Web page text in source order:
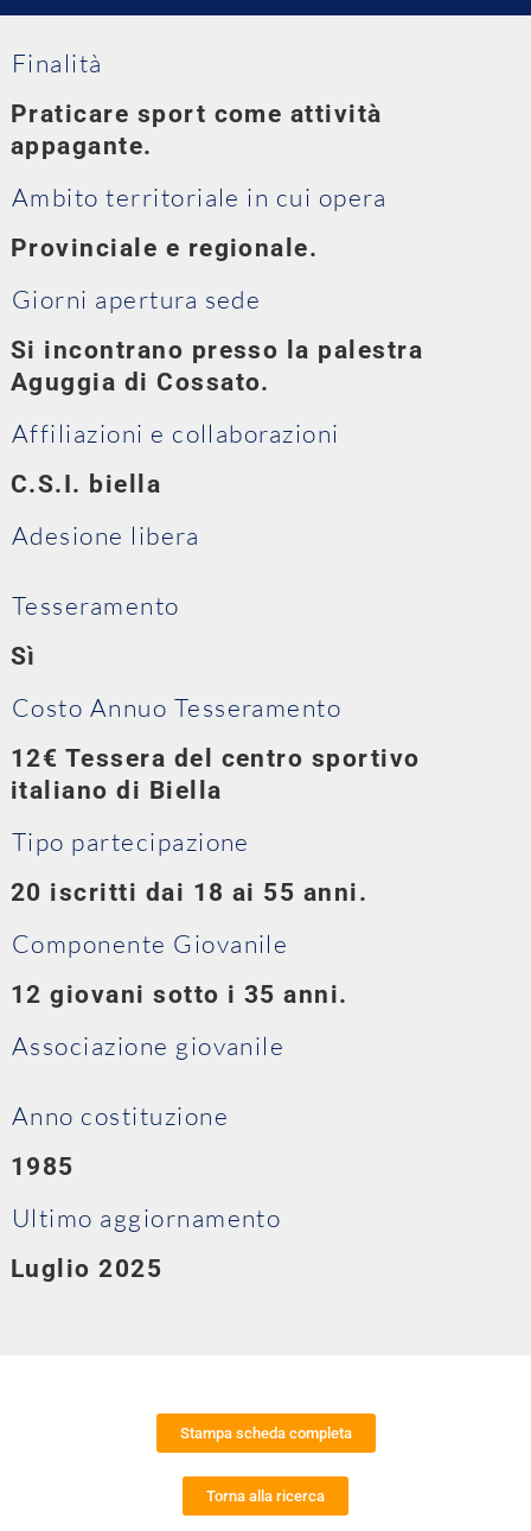
Finalità
Praticare sport come attività
appagante.
Ambito territoriale in cui opera
Provinciale e regionale.
Giorni apertura sede
Si incontrano presso la palestra
Aguggia di Cossato.
Affiliazioni e collaborazioni
C.S.I. biella
Adesione libera
Tesseramento
Sì
Costo Annuo Tesseramento
12€ Tessera del centro sportivo
italiano di Biella
Tipo partecipazione
20 iscritti dai 18 ai 55 anni.
Componente Giovanile
12 giovani sotto i 35 anni.
Associazione giovanile
Anno costituzione
1985
Ultimo aggiornamento
Luglio 2025
Stampa scheda completa
Torna alla ricerca